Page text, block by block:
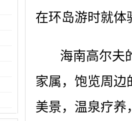
在环岛游时就体
海南高尔夫的
家属，饱览周边
美景，温泉疗养